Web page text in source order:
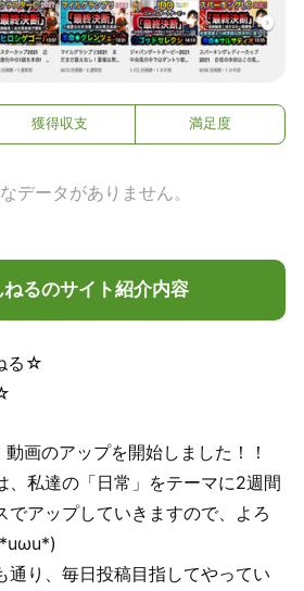
獲得収支 満足度
データがありません。
ねるのサイト紹介内容
る☆
動画のアップを開始しました！！
、私達の「日常」をテーマに2週間
でアップしていきますので、よろ
通り、毎日投稿目指してやってい